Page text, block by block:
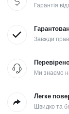
Гарантія
Завжди
Ми знаємо
Легке
Швидко та